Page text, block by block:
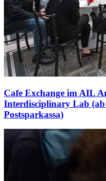
Cafe Exchange im AIL
Interdisciplinary Lab
Postsparkassa)